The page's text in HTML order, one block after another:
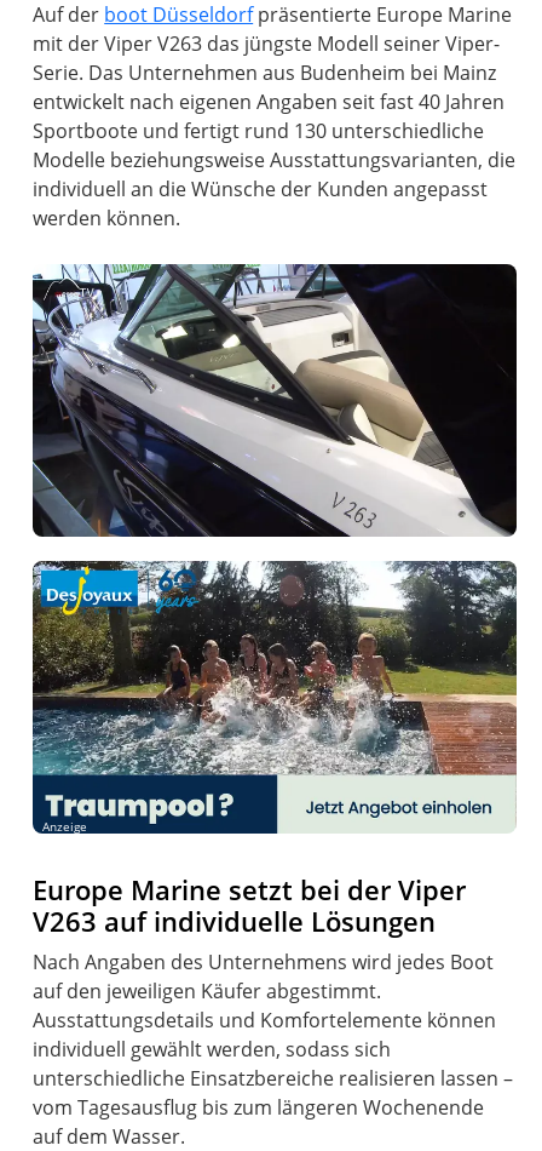
Auf der boot Düsseldorfpräsentierte Europe Marine
mit der Viper V263 das jüngste Modell seiner Viper-
Serie. Das Unternehmen aus Budenheim bei Mainz
entwickelt nach eigenen Angaben seit fast 40 Jahren
Sportboote und fertigt rund 130 unterschiedliche
Modelle beziehungsweise Ausstattungsvarianten, die
individuell an die Wünsche der Kunden angepasst
werden können.
Anzeige
Europe Marine setzt bei der Viper
V263 auf individuelle Lösungen
Nach Angaben des Unternehmens wird jedes Boot
auf den jeweiligen Käufer abgestimmt.
Ausstattungsdetails und Komfortelemente können
individuell gewählt werden, sodass sich
unterschiedliche Einsatzbereiche realisieren lassen –
vom Tagesausflug bis zum längeren Wochenende
auf dem Wasser.